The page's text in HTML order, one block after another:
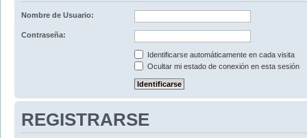
Nombre de Usuario:
Contraseña:
Identificarse automáticamente en cada visita
Ocultar mi estado de conexión en esta sesión
REGISTRARSE